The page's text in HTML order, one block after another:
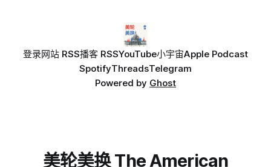
登录网站 RSS播客 RSSYouTube小宇宙Apple Podcast
SpotifyThreadsTelegram
Powered by Ghost
美轮美换 The American